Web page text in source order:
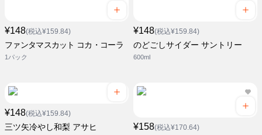
¥148(税込¥159.84)
ファンタマスカット コカ・コーラ
1パック
¥148(税込¥159.84)
のどごしサイダー サントリー
600ml
¥148(税込¥159.84)
三ツ矢冷やし和梨 アサヒ ¥158(税込¥170.64)